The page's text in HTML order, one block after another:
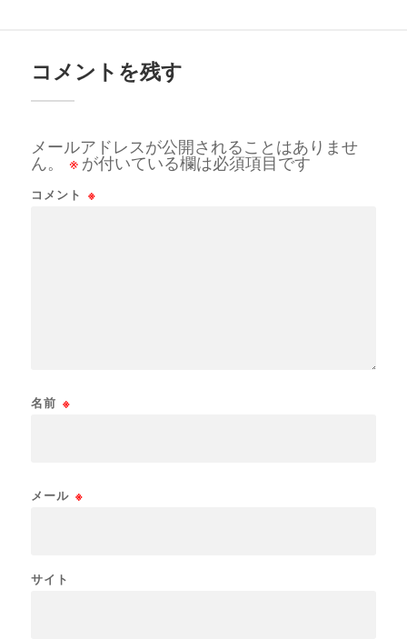
コメントを残す
メールアドレスが公開されることはありませ
ん。
※ が付いている欄は必須項目です
コメント ※
名前 ※
メール ※
サイト